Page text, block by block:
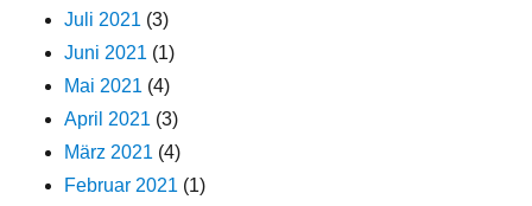
Juli 2021 (3)
Juni 2021 (1)
Mai 2021 (4)
April 2021 (3)
März 2021 (4)
Februar 2021 (1)